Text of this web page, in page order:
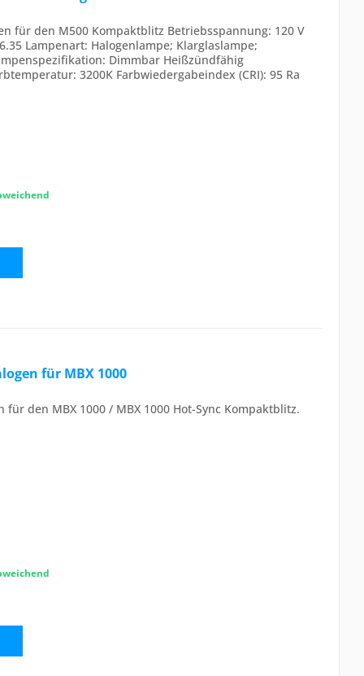
für den M500 Kompaktblitz Betriebsspannung: 120 V
Lampenart: Halogenlampe; Klarglaslampe;
Dimmbar Heißzündfähig
3200K Farbwiedergabeindex (CRI): 95 Ra
für MBX 1000
für den MBX 1000 / MBX 1000 Hot-Sync Kompaktblitz.